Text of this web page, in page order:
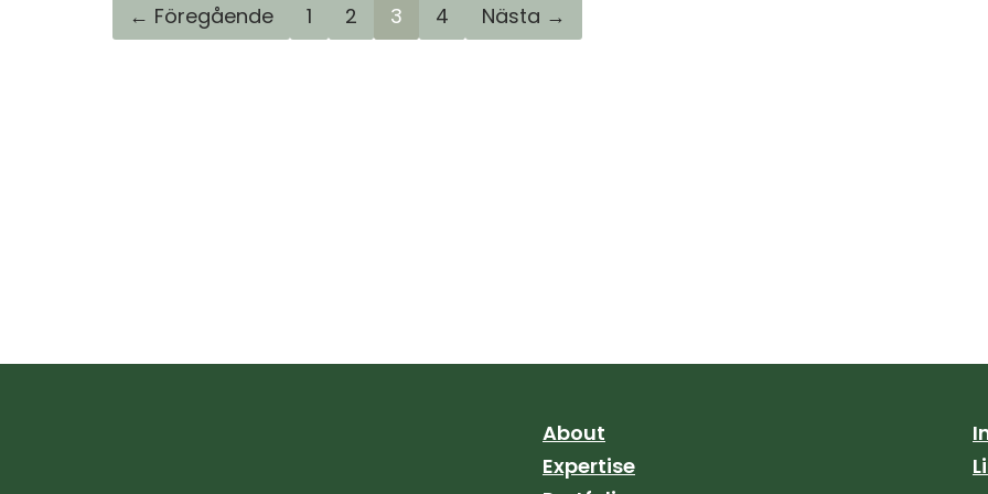
← Föregående 1 2 3 4 Nästa →
About
Expertise